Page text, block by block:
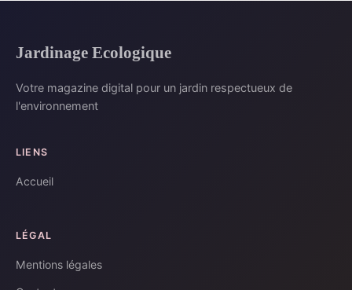
Jardinage Ecologique
Votre magazine digital pour un jardin respectueux de
l'environnement
LIENS
Accueil
LÉGAL
Mentions légales